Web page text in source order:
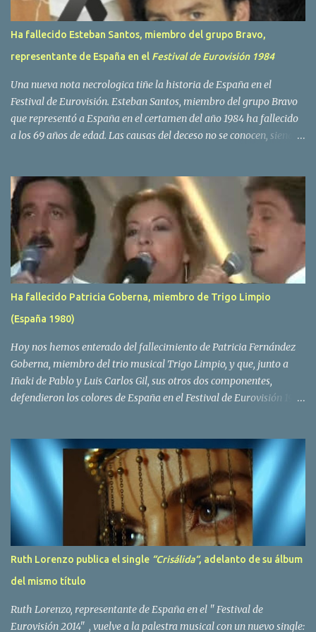
Ha fallecido Esteban Santos, miembro del grupo Bravo,
representante de España en el Festival de Eurovisión 1984
Una nueva nota necrologica tiñe la historia de España en el
Festival de Eurovisión. Esteban Santos, miembro del grupo Bravo
que representó a España en el certamen del año 1984 ha fallecido
a los 69 años de edad. Las causas del deceso no se conocen, siendo
traves de las redes sociales. Nacido en Tolosa en 1951, durante su
epoca universitaria en la carrera de empresariales conoció al
estudiante de medicina Luis Villar, comenzando a actuar
juntos,Santos a la guitarra y Villar al piano, sin atreverse a dar el
salto al mercado profesional. Sin embargo esto cambió gracias a la
propia Amaia Saizar, que tras su abandono de Trigo Limpio,
recibió por parte de la discografica Hispavox el encargo de crear
un nuevo grupo, reclutando al duo de amigos y a la ex modelo
Yolanda Hoyos. Con los cuatro surgió en el año 1982 el grupo
Ha fallecido Patricia Goberna, miembro de Trigo Limpio
(España 1980)
Hoy nos hemos enterado del fallecimiento de Patricia Fernández
Goberna, miembro del trio musical Trigo Limpio, y que, junto a
Iñaki de Pablo y Luis Carlos Gil, sus otros dos componentes,
defendieron los colores de España en el Festival de Eurovisión 1980
padeciendo desde hace tiempo. Patricia Fernández Goberna,
nacida en 1957, entró a formar parte de la formación musical
antes mencionada en el año 1979 sustituyendo a Amaya Saizar. Es
el año 1980 cuando son elegidos para representar a España en
Dublín donde, con su tema Quedate esta noche, obtienen el puesto
12 de 19 países. Tras esta participación graban en Estados Unidos
el disco Entrañablemente , abriendole las puertas del éxito en
America Latina, en especial en Mexico, en donde pasan largas
temporadas. En Trigo Limpio permanecerá hasta el año 1988,
Ruth Lorenzo publica el single “Crisálida“, adelanto de su álbum
del mismo título
Ruth Lorenzo, representante de España en el " Festival de
Eurovisión 2014" , vuelve a la palestra musical con un nuevo single: